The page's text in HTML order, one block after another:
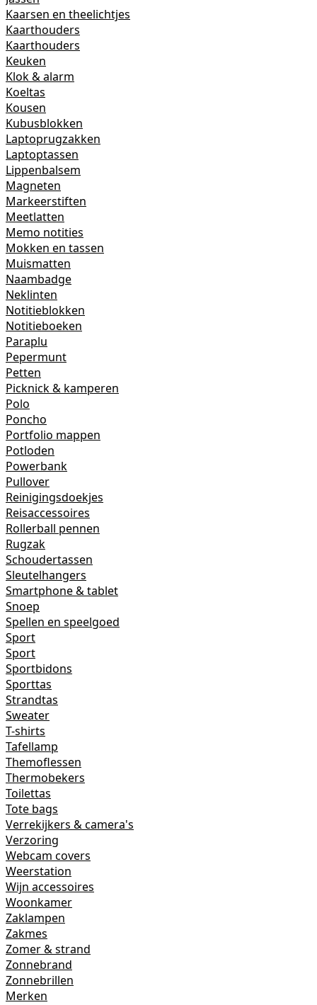
Kaarsen en theelichtjes
Kaarthouders
Kaarthouders
Keuken
Klok & alarm
Koeltas
Kousen
Kubusblokken
Laptoprugzakken
Laptoptassen
Lippenbalsem
Magneten
Markeerstiften
Meetlatten
Memo notities
Mokken en tassen
Muismatten
Naambadge
Neklinten
Notitieblokken
Notitieboeken
Paraplu
Pepermunt
Petten
Picknick & kamperen
Polo
Poncho
Portfolio mappen
Potloden
Powerbank
Pullover
Reinigingsdoekjes
Reisaccessoires
Rollerball pennen
Rugzak
Schoudertassen
Sleutelhangers
Smartphone & tablet
Snoep
Spellen en speelgoed
Sport
Sport
Sportbidons
Sporttas
Strandtas
Sweater
T-shirts
Tafellamp
Themoflessen
Thermobekers
Toilettas
Tote bags
Verrekijkers & camera's
Verzoring
Webcam covers
Weerstation
Wijn accessoires
Woonkamer
Zaklampen
Zakmes
Zomer & strand
Zonnebrand
Zonnebrillen
Merken